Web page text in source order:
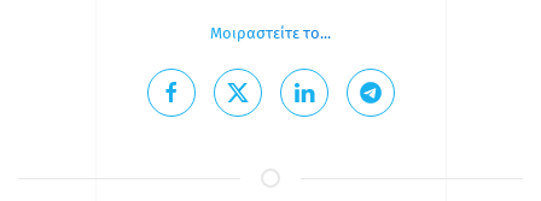
Μοιραστείτε το...